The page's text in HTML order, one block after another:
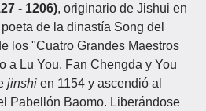
- 1206), originario de Jishui en
de la dinastía Song del
los "Cuatro Grandes Maestros
a Lu You, Fan Chengda y You
jinshi en 1154 y ascendió al
Pabellón Baomo. Liberándose